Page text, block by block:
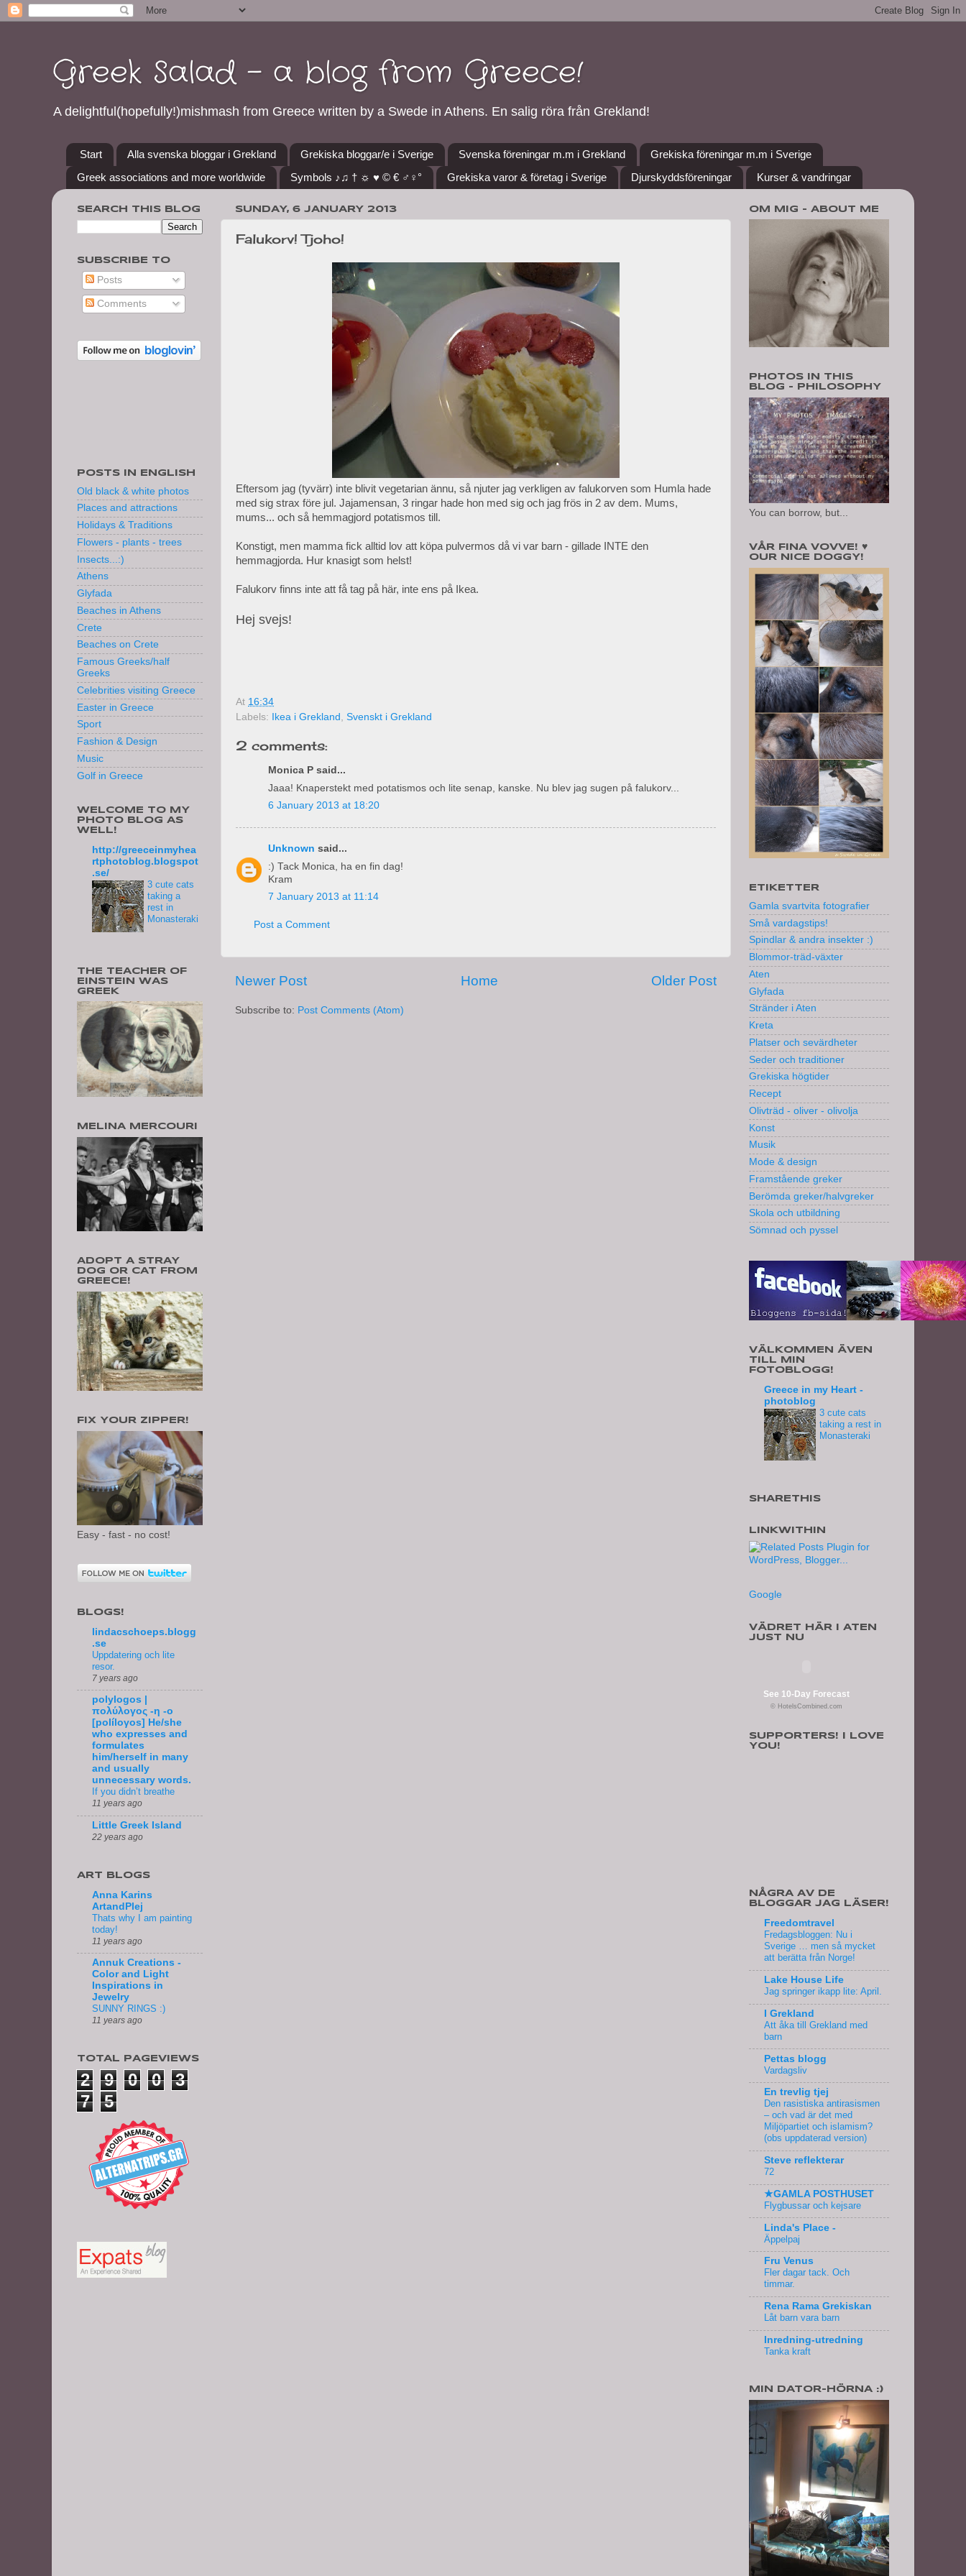
Greek Salad - a blog from Greece!
A delightful(hopefully!)mishmash from Greece written by a Swede in Athens. En salig röra från Grekland!
Start Alla svenska bloggar i Grekland Grekiska bloggar/e i Sverige Svenska föreningar m.m i Grekland
Grekiska föreningar m.m i Sverige
Greek associations and more worldwide
Symbols ♪♫ † ☼ ♥ © € ♂♀° Grekiska varor & företag i Sverige Djurskyddsföreningar Kurser & vandringar
SUNDAY, 6 JANUARY 2013
Falukorv! Tjoho!
Eftersom jag (tyvärr) inte blivit vegetarian ännu, så njuter jag verkligen av falukorven som Humla hade
med sig strax före jul. Jajamensan, 3 ringar hade hon med sig och jag frös in 2 av dem. Mums,
mums... och så hemmagjord potatismos till.
Konstigt, men mamma fick alltid lov att köpa pulvermos då vi var barn - gillade INTE den
hemmagjorda. Hur knasigt som helst!
Falukorv finns inte att få tag på här, inte ens på Ikea.
Hej svejs!
At 16:34
Labels:
Ikea i Grekland , Svenskt i Grekland
2 comments:
Monica P said...
Jaaa! Knaperstekt med potatismos och lite senap, kanske. Nu blev jag sugen på falukorv...
6 January 2013 at 18:20
Unknown said...
:) Tack Monica, ha en fin dag!
Kram
7 January 2013 at 11:14
Post a Comment
Newer Post Older Post
Home
Subscribe to: Post Comments (Atom)
SEARCH THIS BLOG
SUBSCRIBE TO
Posts
Comments
POSTS IN ENGLISH
Old black & white photos
Places and attractions
Holidays & Traditions
Flowers - plants - trees
Insects...:)
Athens
Glyfada
Beaches in Athens
Crete
Beaches on Crete
Famous Greeks/half
Greeks
Celebrities visiting Greece
Easter in Greece
Sport
Fashion & Design
Music
Golf in Greece
WELCOME TO MY
PHOTO BLOG AS
WELL!
http://greeceinmyhea
rtphotoblog.blogspot
.se/
3 cute cats
taking a
rest in
Monasteraki
THE TEACHER OF
EINSTEIN WAS
GREEK
MELINA MERCOURI
ADOPT A STRAY
DOG OR CAT FROM
GREECE!
FIX YOUR ZIPPER!
Easy - fast - no cost!
BLOGS!
lindacschoeps.blogg
.se
Uppdatering och lite
resor.
7 years ago
polylogos |
πολύλογος -η -ο
[políloγos] He/she
who expresses and
formulates
him/herself in many
and usually
unnecessary words.
If you didn’t breathe
11 years ago
Little Greek Island
22 years ago
ART BLOGS
Anna Karins
ArtandPlej
Thats why I am painting
today!
11 years ago
Annuk Creations -
Color and Light
Inspirations in
Jewelry
SUNNY RINGS :)
11 years ago
TOTAL PAGEVIEWS
2 9 0 0
3
7
5
OM MIG - ABOUT ME
PHOTOS IN THIS
BLOG - PHILOSOPHY
You can borrow, but...
VÅR FINA VOVVE! ♥
OUR NICE DOGGY!
ETIKETTER
Gamla svartvita fotografier
Små vardagstips!
Spindlar & andra insekter :)
Blommor-träd-växter
Aten
Glyfada
Stränder i Aten
Kreta
Platser och sevärdheter
Seder och traditioner
Grekiska högtider
Recept
Olivträd - oliver - olivolja
Konst
Musik
Mode & design
Framstående greker
Berömda greker/halvgreker
Skola och utbildning
Sömnad och pyssel
VÄLKOMMEN ÄVEN
TILL MIN
FOTOBLOGG!
Greece in my Heart -
photoblog
3 cute cats
taking a rest in
Monasteraki
SHARETHIS
LINKWITHIN
Google
VÄDRET HÄR I ATEN
JUST NU
See 10-Day Forecast
© HotelsCombined.com
SUPPORTERS! I LOVE
YOU!
NÅGRA AV DE
BLOGGAR JAG LÄSER!
Freedomtravel
Fredagsbloggen: Nu i
Sverige … men så mycket
att berätta från Norge!
Lake House Life
Jag springer ikapp lite: April.
I Grekland
Att åka till Grekland med
barn
Pettas blogg
Vardagsliv
En trevlig tjej
Den rasistiska antirasismen
– och vad är det med
Miljöpartiet och islamism?
(obs uppdaterad version)
Steve reflekterar
72
★GAMLA POSTHUSET
Flygbussar och kejsare
Linda's Place -
Äppelpaj
Fru Venus
Fler dagar tack. Och
timmar.
Rena Rama Grekiskan
Låt barn vara barn
Inredning-utredning
Tanka kraft
MIN DATOR-HÖRNA :)